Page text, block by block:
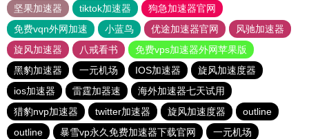
坚果加速器
tiktok加速器
狗急加速器官网
免费vqn外网加速
小蓝鸟 优途加速器官网
风驰加速器
旋风加速器
八戒看书
免费vps加速器外网苹果版
黑豹加速器
一元机场 IOS加速器
旋风加速度器
ios加速器
雷霆加器速
海外加速器七天试用
猎豹nvp加速器
twitter加速器 旋风加速度器
outline
outline
暴雪vp永久免费加速器下载官网
一元机场